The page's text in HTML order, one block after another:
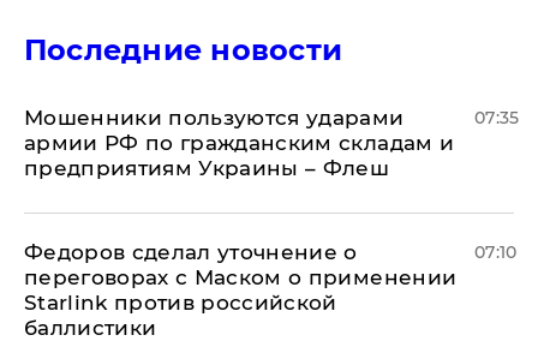
Последние новости
Мошенники пользуются ударами
армии РФ по гражданским складам и
предприятиям Украины – Флеш
07:35
Федоров сделал уточнение о
переговорах с Маском о применении
Starlink против российской
баллистики
07:10